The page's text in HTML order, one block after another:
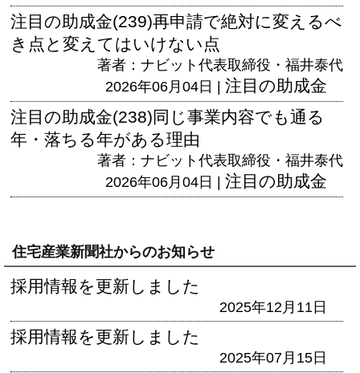
注目の助成金(239)再申請で絶対に変えるべ
き点と変えてはいけない点
著者：ナビット代表取締役・福井泰代
2026年06月04日 | 注目の助成金
注目の助成金(238)同じ事業内容でも通る
年・落ちる年がある理由
著者：ナビット代表取締役・福井泰代
2026年06月04日 | 注目の助成金
住宅産業新聞社からのお知らせ
採用情報を更新しました
2025年12月11日
採用情報を更新しました
2025年07月15日